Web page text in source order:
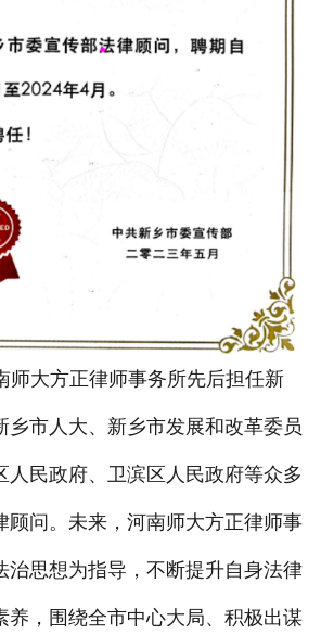
师大方正律师事务所先后担任新
乡市人大、新乡市发展和改革委员
人民政府、卫滨区人民政府等众多
顾问。未来，河南师大方正律师事
治思想为指导，不断提升自身法律
养，围绕全市中心大局、积极出谋